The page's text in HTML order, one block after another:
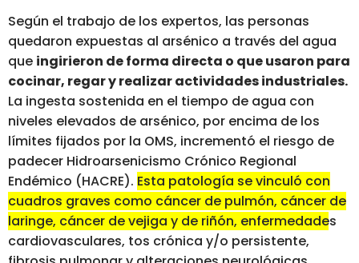
Según el trabajo de los expertos, las personas
quedaron expuestas al arsénico a través del agua
que ingirieron de forma directa o que usaron para
cocinar, regar y realizar actividades industriales.
La ingesta sostenida en el tiempo de agua con
niveles elevados de arsénico, por encima de los
límites fijados por la OMS, incrementó el riesgo de
padecer Hidroarsenicismo Crónico Regional
Endémico (HACRE). Esta patología se vinculó con
cuadros graves como cáncer de pulmón, cáncer de
laringe, cáncer de vejiga y de riñón, enfermedades
cardiovasculares, tos crónica y/o persistente,